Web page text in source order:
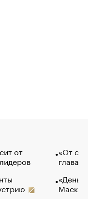
от
«От
глава
Маск в